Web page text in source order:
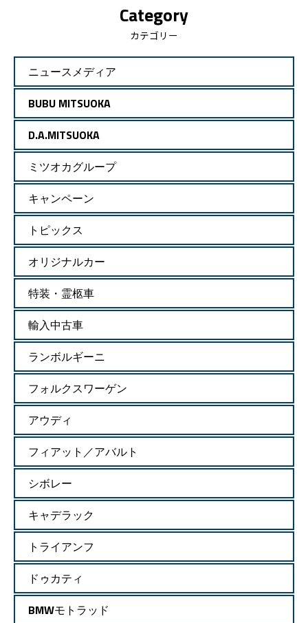
Category
カテゴリー
ニュースメディア
BUBU MITSUOKA
D.A.MITSUOKA
ミツオカグループ
キャンペーン
トピックス
オリジナルカー
特装・霊柩車
輸入中古車
ランボルギーニ
フォルクスワーゲン
アウディ
フィアット／アバルト
シボレー
キャデラック
トライアンフ
ドゥカティ
BMWモトラッド